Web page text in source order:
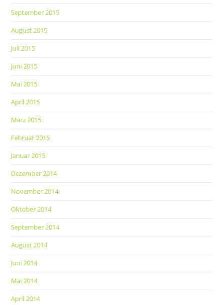
September 2015
August 2015
Juli 2015
Juni 2015
Mai 2015
April 2015
März 2015
Februar 2015
Januar 2015
Dezember 2014
November 2014
Oktober 2014
September 2014
August 2014
Juni 2014
Mai 2014
April 2014